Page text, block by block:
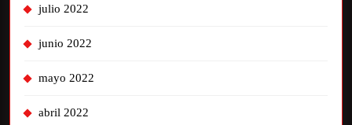
julio 2022
junio 2022
mayo 2022
abril 2022